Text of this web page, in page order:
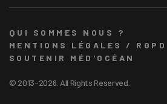
QUI SOMMES NOUS ?
MENTIONS LÉGALES / RGPD
SOUTENIR MÉD'OCÉAN
© 2013-2026. All Rights Reserved.